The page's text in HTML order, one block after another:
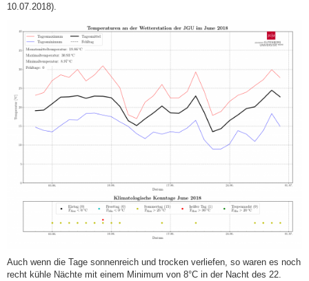
10.07.2018).
Auch wenn die Tage sonnenreich und trocken verliefen, so waren es noch
recht kühle Nächte mit einem Minimum von 8°C in der Nacht des 22.